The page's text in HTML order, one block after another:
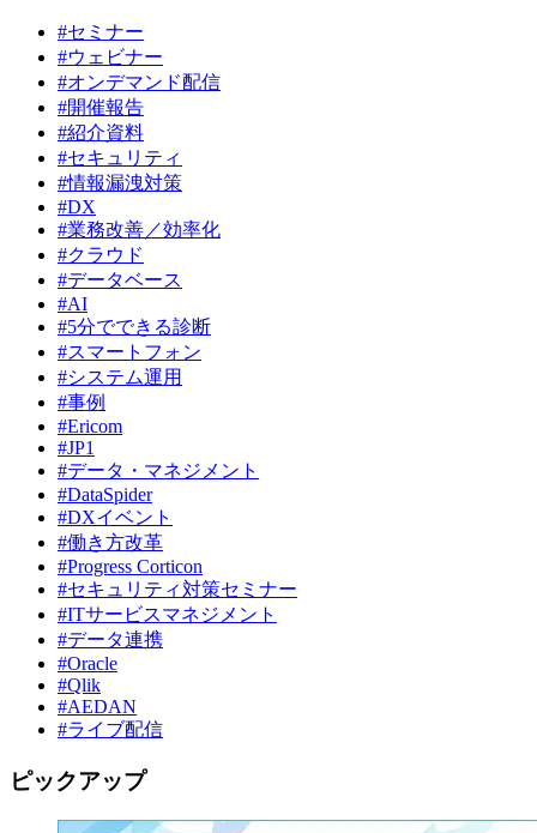
#セミナー
#ウェビナー
#オンデマンド配信
#開催報告
#紹介資料
#セキュリティ
#情報漏洩対策
#DX
#業務改善／効率化
#クラウド
#データベース
#AI
#5分でできる診断
#スマートフォン
#システム運用
#事例
#Ericom
#JP1
#データ・マネジメント
#DataSpider
#DXイベント
#働き方改革
#Progress Corticon
#セキュリティ対策セミナー
#ITサービスマネジメント
#データ連携
#Oracle
#Qlik
#AEDAN
#ライブ配信
ピックアップ